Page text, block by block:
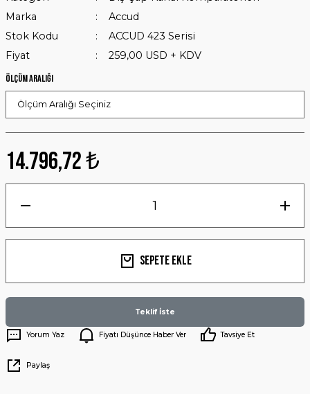
Marka
Accud
Stok Kodu
ACCUD 423 Serisi
Fiyat
259,00 USD + KDV
Ölçüm Aralığı
14.796,72 ₺
Sepete Ekle
Teklif İste
Yorum Yaz Fiyatı Düşünce Haber Ver Tavsiye Et
Paylaş